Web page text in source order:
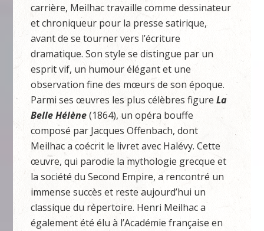
carrière, Meilhac travaille comme dessinateur
et chroniqueur pour la presse satirique,
avant de se tourner vers l’écriture
dramatique. Son style se distingue par un
esprit vif, un humour élégant et une
observation fine des mœurs de son époque.
Parmi ses œuvres les plus célèbres figureLa
Belle Hélène(1864), un opéra bouffe
composé par Jacques Offenbach, dont
Meilhac a coécrit le livret avec Halévy. Cette
œuvre, qui parodie la mythologie grecque et
la société du Second Empire, a rencontré un
immense succès et reste aujourd’hui un
classique du répertoire. Henri Meilhac a
également été élu à l’Académie française en